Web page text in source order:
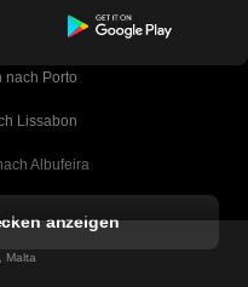
nach Porto
Lissabon
Albufeira
Lagos
anzeigen
Malta